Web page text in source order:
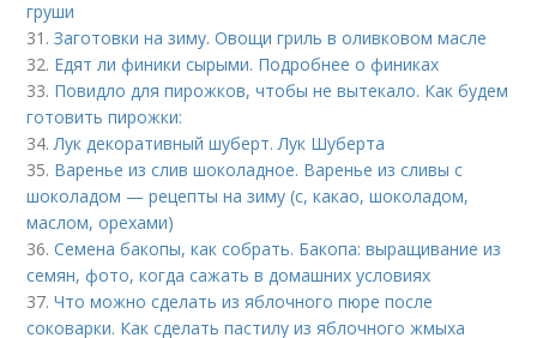
груши
31.Заготовки на зиму. Овощи гриль в оливковом масле
32. Едят ли финики сырыми. Подробнее о финиках
33. Повидло для пирожков, чтобы не вытекало. Как будем
готовить пирожки:
34. Лук декоративный шуберт. Лук Шуберта
35. Варенье из слив шоколадное. Варенье из сливы с
шоколадом — рецепты на зиму (с, какао, шоколадом,
маслом, орехами)
36.Семена бакопы, как собрать. Бакопа: выращивание из
семян, фото, когда сажать в домашних условиях
37.Что можно сделать из яблочного пюре после
соковарки. Как сделать пастилу из яблочного жмыха